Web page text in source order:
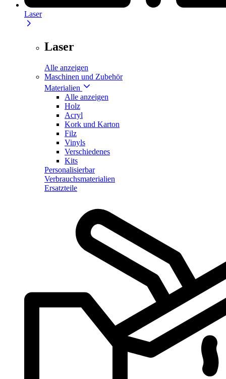
Laser
Laser
Alle anzeigen
Maschinen und Zubehör
Materialien
Alle anzeigen
Holz
Acryl
Kork und Karton
Filz
Vinyls
Verschiedenes
Kits
Personalisierbar
Verbrauchsmaterialien
Ersatzteile